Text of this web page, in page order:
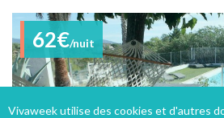
62€/nuit
Vivaweek utilise des cookies et d'autres